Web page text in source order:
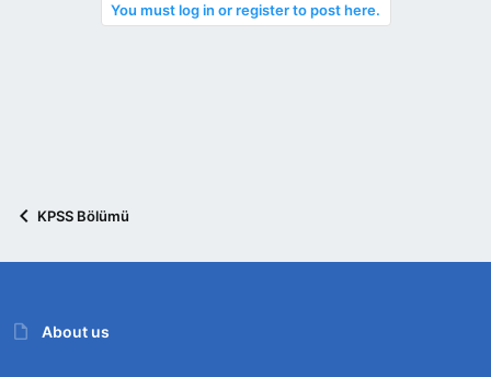
You must log in or register to post here.
KPSS Bölümü
About us